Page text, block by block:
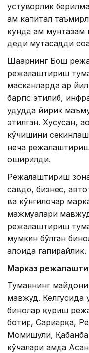
устуворлик
ҳам капитал
кунда ҳам
деди мутасадди
Шаҳарнинг Бош
режалаштириш
масканларда ҳар
барпо этилиб,
ҳудудда йирик
этилган. Хусусан,
кўчишини
неча
оширилди.
Режалаштириш
савдо, бизнес,
ва кўнгилочар
мажмуалари
режалаштириш
мумкин бўлган
алоҳида гапирайлик.
Марказ
Туманнинг майдони
мавжуд. Келгусида
бинолар қуриш
ботир, Сариарқа,
Момишули,
кўчалари ҳамда